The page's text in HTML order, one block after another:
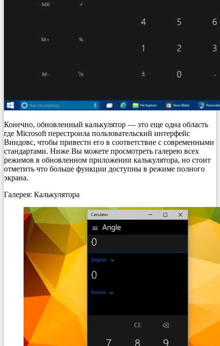
Конечно, обновленный калькулятор — это еще одна область
где Microsoft перестроила пользовательский интерфейс
Виндовс, чтобы привести его в соответствие с современными
стандартами. Ниже Вы можете просмотреть галерею всех
режимов в обновленном приложении калькулятора, но стоит
отметить что больше функции доступны в режиме полного
экрана.
Галерея: Калькулятора